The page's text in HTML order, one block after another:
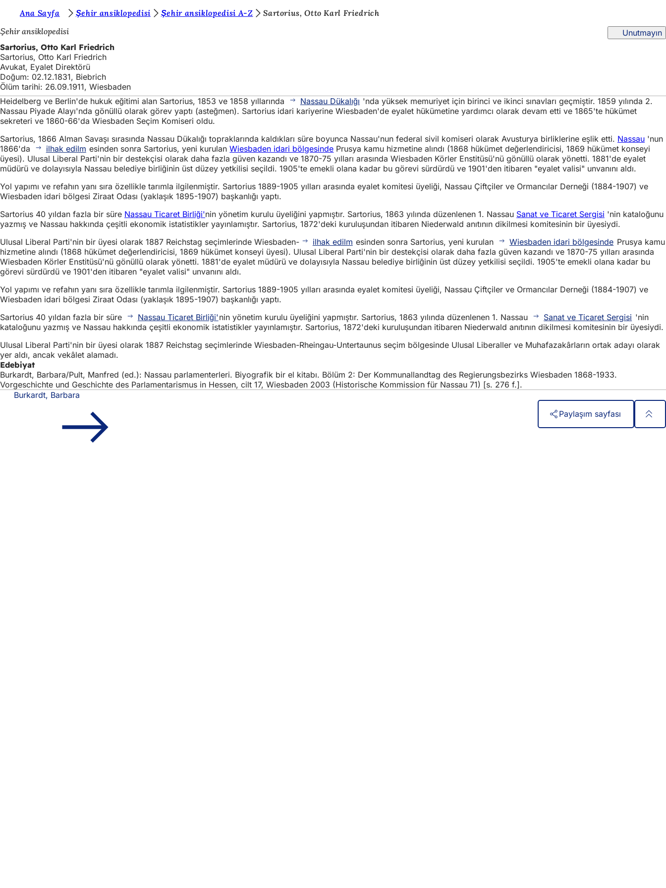
İçeriğe atla
u
r
a
d
a
s
ı
n
ı
z
:
Ana Sayfa Şehir ansiklopedisi Şehir ansiklopedisi A-Z
Sartorius, Otto Karl Friedrich
Şehir ansiklopedisi
Unutmayın
Sartorius, Otto Karl Friedrich
Sartorius, Otto Karl Friedrich
Avukat, Eyalet Direktörü
Doğum: 02.12.1831, Biebrich
Ölüm tarihi: 26.09.1911, Wiesbaden
Heidelberg ve Berlin'de hukuk eğitimi alan Sartorius, 1853 ve 1858 yıllarında
Nassau Dükalığı 'nda yüksek memuriyet için birinci ve ikinci sınavları geçmiştir. 1859 yılında 2.
Nassau Piyade Alayı'nda gönüllü olarak görev yaptı (asteğmen). Sartorius idari kariyerine Wiesbaden'de eyalet hükümetine yardımcı olarak devam etti ve 1865'te hükümet
sekreteri ve 1860-66'da Wiesbaden Seçim Komiseri oldu.
Sartorius, 1866 Alman Savaşı sırasında Nassau Dükalığı topraklarında kaldıkları süre boyunca Nassau'nun federal sivil komiseri olarak Avusturya birliklerine eşlik etti. Nassau 'nun
1866'da
ilhak edilm esinden sonra Sartorius, yeni kurulanWiesbaden idari bölgesinde Prusya kamu hizmetine alındı (1868 hükümet değerlendiricisi, 1869 hükümet konseyi
üyesi). Ulusal Liberal Parti'nin bir destekçisi olarak daha fazla güven kazandı ve 1870-75 yılları arasında Wiesbaden Körler Enstitüsü'nü gönüllü olarak yönetti. 1881'de eyalet
müdürü ve dolayısıyla Nassau belediye birliğinin üst düzey yetkilisi seçildi. 1905'te emekli olana kadar bu görevi sürdürdü ve 1901'den itibaren "eyalet valisi" unvanını aldı.
Yol yapımı ve refahın yanı sıra özellikle tarımla ilgilenmiştir. Sartorius 1889-1905 yılları arasında eyalet komitesi üyeliği, Nassau Çiftçiler ve Ormancılar Derneği (1884-1907) ve
Wiesbaden idari bölgesi Ziraat Odası (yaklaşık 1895-1907) başkanlığı yaptı.
Sartorius 40 yıldan fazla bir süre Nassau Ticaret Birliği'nin yönetim kurulu üyeliğini yapmıştır. Sartorius, 1863 yılında düzenlenen 1. Nassau Sanat ve Ticaret Sergisi 'nin kataloğunu
yazmış ve Nassau hakkında çeşitli ekonomik istatistikler yayınlamıştır. Sartorius, 1872'deki kuruluşundan itibaren Niederwald anıtının dikilmesi komitesinin bir üyesiydi.
Ulusal Liberal Parti'nin bir üyesi olarak 1887 Reichstag seçimlerinde Wiesbaden-
ilhak edilm esinden sonra Sartorius, yeni kurulan Wiesbaden idari bölgesinde Prusya kamu
hizmetine alındı (1868 hükümet değerlendiricisi, 1869 hükümet konseyi üyesi). Ulusal Liberal Parti'nin bir destekçisi olarak daha fazla güven kazandı ve 1870-75 yılları arasında
Wiesbaden Körler Enstitüsü'nü gönüllü olarak yönetti. 1881'de eyalet müdürü ve dolayısıyla Nassau belediye birliğinin üst düzey yetkilisi seçildi. 1905'te emekli olana kadar bu
görevi sürdürdü ve 1901'den itibaren "eyalet valisi" unvanını aldı.
Yol yapımı ve refahın yanı sıra özellikle tarımla ilgilenmiştir. Sartorius 1889-1905 yılları arasında eyalet komitesi üyeliği, Nassau Çiftçiler ve Ormancılar Derneği (1884-1907) ve
Wiesbaden idari bölgesi Ziraat Odası (yaklaşık 1895-1907) başkanlığı yaptı.
Sartorius 40 yıldan fazla bir süre
Nassau Ticaret Birliği'nin yönetim kurulu üyeliğini yapmıştır. Sartorius, 1863 yılında düzenlenen 1. Nassau Sanat ve Ticaret Sergisi 'nin
kataloğunu yazmış ve Nassau hakkında çeşitli ekonomik istatistikler yayınlamıştır. Sartorius, 1872'deki kuruluşundan itibaren Niederwald anıtının dikilmesi komitesinin bir üyesiydi.
Ulusal Liberal Parti'nin bir üyesi olarak 1887 Reichstag seçimlerinde Wiesbaden-Rheingau-Untertaunus seçim bölgesinde Ulusal Liberaller ve Muhafazakârların ortak adayı olarak
yer aldı, ancak vekâlet alamadı.
Edebiyat
Burkardt, Barbara/Pult, Manfred (ed.): Nassau parlamenterleri. Biyografik bir el kitabı. Bölüm 2: Der Kommunallandtag des Regierungsbezirks Wiesbaden 1868-1933.
Vorgeschichte und Geschichte des Parlamentarismus in Hessen, cilt 17, Wiesbaden 2003 (Historische Kommission für Nassau 71) [s. 276 f.].
Burkardt, Barbara
Paylaşım sayfası